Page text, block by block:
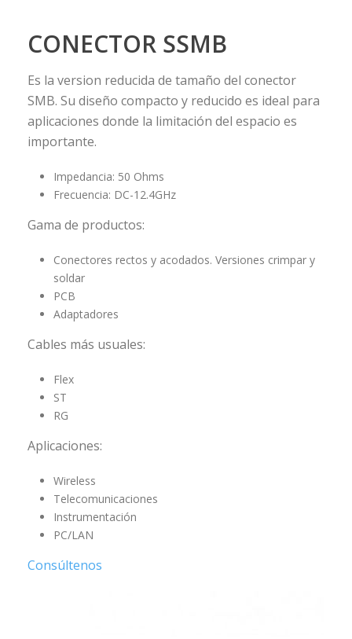
CONECTOR SSMB
Es la version reducida de tamaño del conector
SMB. Su diseño compacto y reducido es ideal para
aplicaciones donde la limitación del espacio es
importante.
Impedancia: 50 Ohms
Frecuencia: DC-12.4GHz
Gama de productos:
Conectores rectos y acodados. Versiones crimpar y
soldar
PCB
Adaptadores
Cables más usuales:
Flex
ST
RG
Aplicaciones:
Wireless
Telecomunicaciones
Instrumentación
PC/LAN
Consúltenos